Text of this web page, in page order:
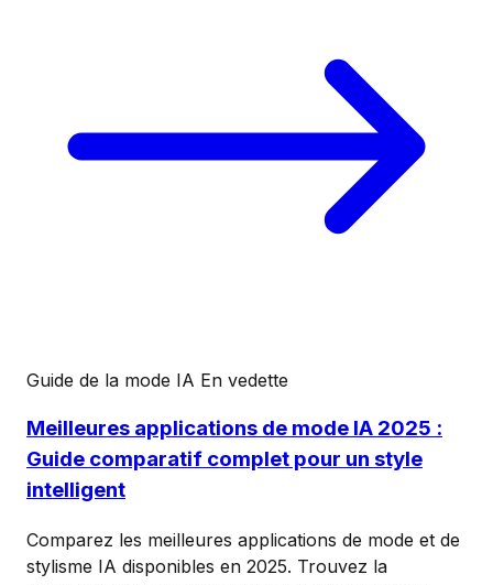
Guide de la mode IA En vedette
Meilleures applications de mode IA 2025 :
Guide comparatif complet pour un style
intelligent
Comparez les meilleures applications de mode et de
stylisme IA disponibles en 2025. Trouvez la